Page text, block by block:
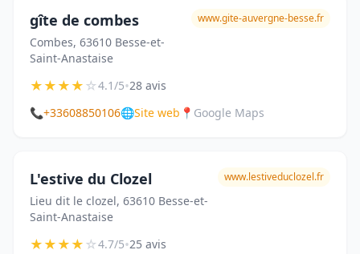
gîte de combes
Combes, 63610 Besse-et-
Saint-Anastaise
www.gite-auvergne-besse.fr
★★★★☆4.1/5•28 avis
📞+33608850106🌐Site web 📍 Google Maps
L'estive du Clozel
Lieu dit le clozel, 63610 Besse-et-
Saint-Anastaise
www.lestiveduclozel.fr
★★★★☆4.7/5•25 avis